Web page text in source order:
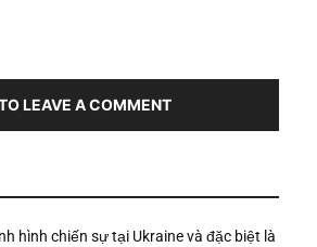
LEAVE A COMMENT
hình chiến sự tại Ukraine và đặc biệt là